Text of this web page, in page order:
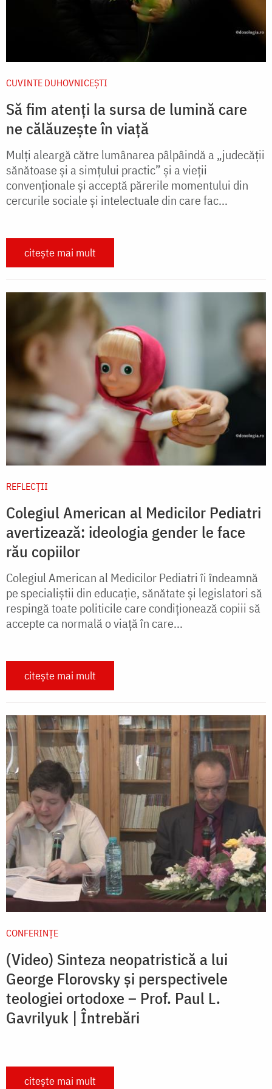
CUVINTE DUHOVNICEȘTI
Să fim atenți la sursa de lumină care
ne călăuzește în viață
Mulți aleargă către lumânarea pâlpâindă a „judecății
sănătoa­se și a simțului practic” și a vieții
convenționale și acceptă părerile momentului din
cercurile sociale și intelectuale din care fac...
citește mai mult
REFLECȚII
Colegiul American al Medicilor Pediatri
avertizează: ideologia gender le face
rău copiilor
Colegiul American al Medicilor Pediatri îi îndeamnă
pe specialiștii din educație, sănătate și legislatori să
respingă toate politicile care condiționează copiii să
accepte ca normală o viață în care...
citește mai mult
CONFERINȚE
(Video) Sinteza neopatristică a lui
George Florovsky și perspectivele
teologiei ortodoxe – Prof. Paul L.
Gavrilyuk | Întrebări
citește mai mult